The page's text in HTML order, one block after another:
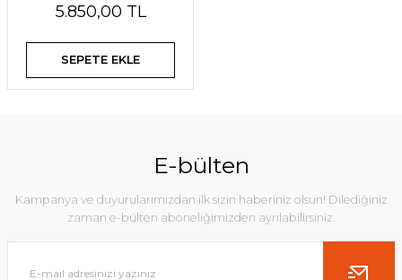
5.850,00 TL
SEPETE EKLE
E-bülten
Kampanya ve duyurularımızdan ilk sizin haberiniz olsun! Dilediğiniz
zaman e-bülten aboneliğimizden ayrılabilirsiniz.